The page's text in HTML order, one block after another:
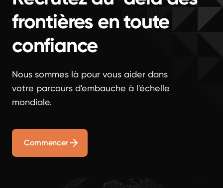
frontières en toute
confiance
Nous sommes là pour vous aider dans
votre parcours d'embauche à l'échelle
mondiale.
Commencer